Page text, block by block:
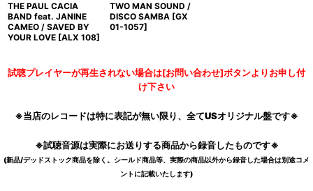
THE PAUL CACIA
BAND feat. JANINE
CAMEO / SAVED BY
YOUR LOVE [ALX 108]
TWO MAN SOUND /
DISCO SAMBA [GX
01-1057]
試聴プレイヤーが再生されない場合は[お問い合わせ]ボタンよりお申し付
け下さい
※当店のレコードは特に表記が無い限り、全てUSオリジナル盤です※
※試聴音源は実際にお送りする商品から録音したものです※
(新品/デッドストック商品を除く。シールド商品等、実際の商品以外から録音した場合は別途コメ
ントに記載いたします)